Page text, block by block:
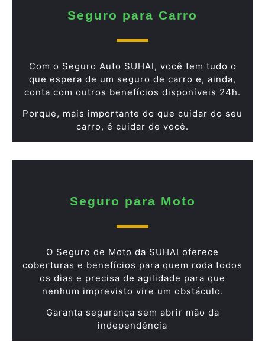
Seguro para Carro
Com o Seguro Auto SUHAI, você tem tudo o
que espera de um seguro de carro e, ainda,
conta com outros benefícios disponíveis 24h.
Porque, mais importante do que cuidar do seu
carro, é cuidar de você.
Seguro para Moto
O Seguro de Moto da SUHAI oferece
coberturas e benefícios para quem roda todos
os dias e precisa de agilidade para que
nenhum imprevisto vire um obstáculo.
Garanta segurança sem abrir mão da
independência